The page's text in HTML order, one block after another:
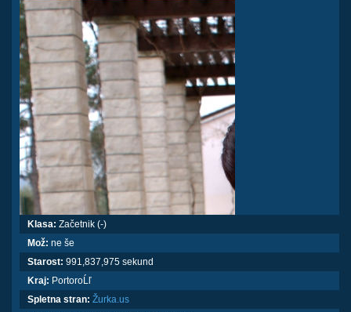
Klasa: Začetnik (-)
Mož: ne še
Starost: 991,837,975 sekund
Kraj: PortoroĹľ
Spletna stran: Žurka.us